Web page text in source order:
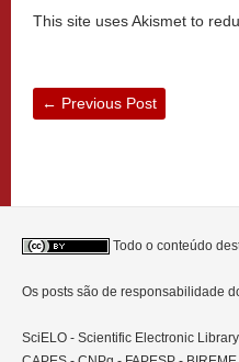
This site uses Akismet to
← Previous Post
Todo o conteúdo
Os posts são de responsabilidade
SciELO - Scientific Electronic